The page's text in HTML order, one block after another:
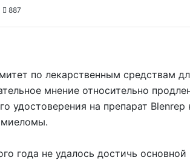
887
по лекарственным средствам
мнение относительно
удостоверения на препарат
года не удалось достичь